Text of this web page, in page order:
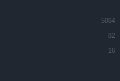
5064
82
16